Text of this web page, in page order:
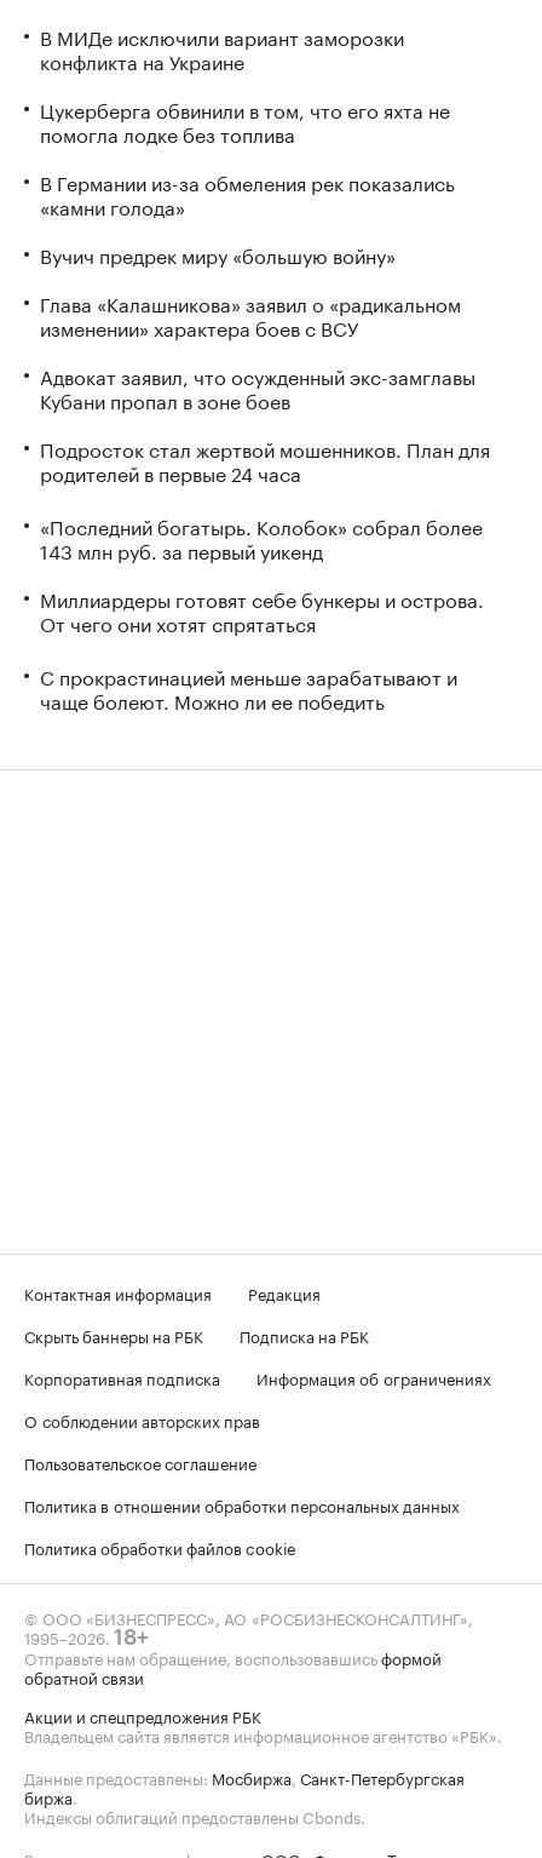
В МИДе исключили вариант заморозки
конфликта на Украине
Цукерберга обвинили в том, что его яхта не
помогла лодке без топлива
В Германии из-за обмеления рек показались
«камни голода»
Вучич предрек миру «большую войну»
Глава «Калашникова» заявил о «радикальном
изменении» характера боев с ВСУ
Адвокат заявил, что осужденный экс-замглавы
Кубани пропал в зоне боев
Подросток стал жертвой мошенников. План для
родителей в первые 24 часа
«Последний богатырь. Колобок» собрал более
143 млн руб. за первый уикенд
Миллиардеры готовят себе бункеры и острова.
От чего они хотят спрятаться
С прокрастинацией меньше зарабатывают и
чаще болеют. Можно ли ее победить
Контактная информация
Редакция
Скрыть баннеры на РБК
Подписка на РБК
Корпоративная подписка
Информация об ограничениях
О соблюдении авторских прав
Пользовательское соглашение
Политика в отношении обработки персональных данных
Политика обработки файлов cookie
© ООО «БИЗНЕСПРЕСС», АО «РОСБИЗНЕСКОНСАЛТИНГ»,
1995–2026 18+
Отправьте нам обращение, воспользовавшисьформой
обратной связи
Акции и спецпредложения РБК
Владельцем сайта является информационное агентство «РБК».
Данные предоставлены: Мосбиржа Санкт-Петербургская
биржа
Индексы облигаций предоставлены Cbonds.